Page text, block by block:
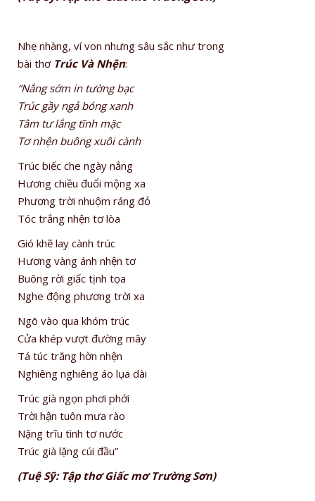
Nhẹ nhàng, ví von nhưng sâu sắc như trong
bài thơ Trúc Và Nhện:
“Nắng sớm in tường bạc
Trúc gầy ngả bóng xanh
Tâm tư lắng tĩnh mặc
Tơ nhện buông xuôi cành
Trúc biếc che ngày nắng
Hương chiều đuổi mộng xa
Phương trời nhuộm ráng đỏ
Tóc trắng nhện tơ lòa
Gió khẽ lay cành trúc
Hương vàng ánh nhện tơ
Buông rời giấc tịnh tọa
Nghe động phương trời xa
Ngõ vào qua khóm trúc
Cửa khép vượt đường mây
Tá túc trăng hờn nhện
Nghiêng nghiêng áo lụa dài
Trúc già ngọn phơi phới
Trời hận tuôn mưa rào
Nặng trĩu tình tơ nước
Trúc già lặng cúi đầu”
(Tuệ Sỹ: Tập thơ Giấc mơ Trường Sơn)